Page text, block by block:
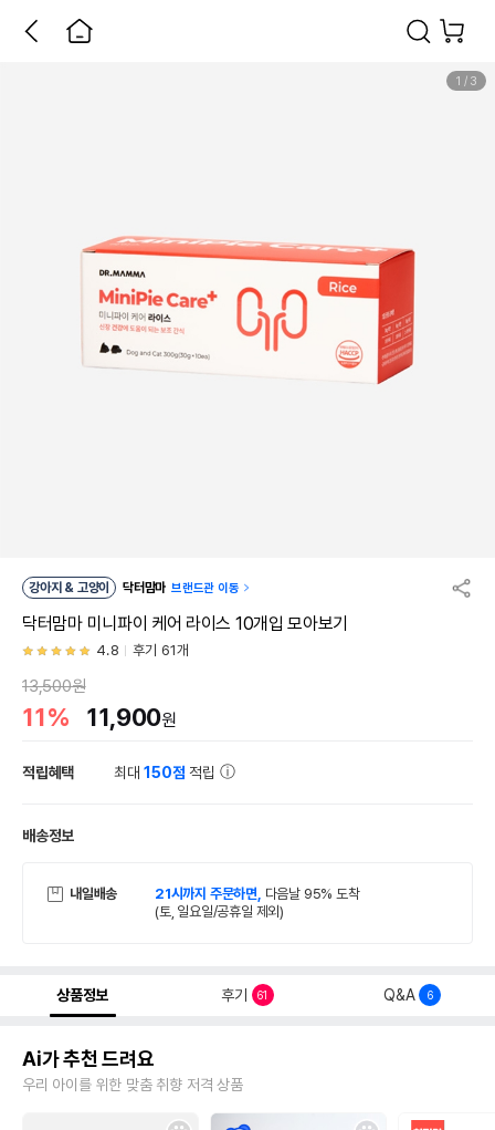
1 / 3
강아지 & 고양이 닥터맘마 브랜드관 이동
닥터맘마 미니파이 케어 라이스 10개입 모아보기
4.8 후기 61개
13,500원
11% 11,900원
적립혜택 최대150점 적립
배송정보
내일배송 21시까지 주문하면, 다음날 95% 도착
(토, 일요일/공휴일 제외)
상품정보 후기 61 Q&A 6
Ai가 추천 드려요
우리 아이를 위한 맞춤 취향 저격 상품